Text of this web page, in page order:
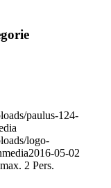
paulus-124-
logo-
2016-05-02
2 Pers.